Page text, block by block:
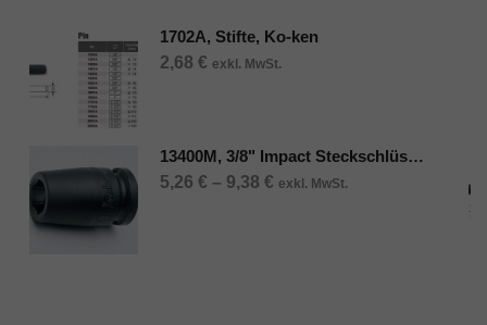
1702A, Stifte, Ko-ken
2,68 € exkl. MwSt.
13400M, 3/8" Impact Steckschlüssel, Ko-ken
5,26 € – 9,38 € exkl. MwSt.